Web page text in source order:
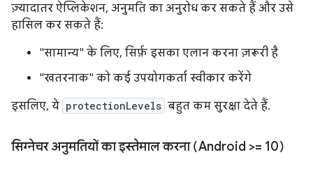
ज़्यादातर ऐप्लिकेशन, अनुमति का अनुरोध कर सकते हैं और उसे
हासिल कर सकते हैं:
"सामान्य" के लिए, सिर्फ़ इसका एलान करना ज़रूरी है
"खतरनाक" को कई उपयोगकर्ता स्वीकार करेंगे
इसलिए, ये protectionLevels बहुत कम सुरक्षा देते हैं.
सिग्नेचर अनुमतियों का इस्तेमाल करना (Android >= 10)